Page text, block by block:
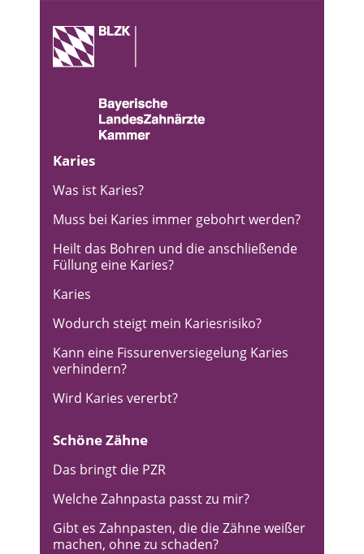
Karies
Was ist Karies?
Muss bei Karies immer gebohrt werden?
Heilt das Bohren und die anschließende
Füllung eine Karies?
Karies
Wodurch steigt mein Kariesrisiko?
Kann eine Fissurenversiegelung Karies
verhindern?
Wird Karies vererbt?
Schöne Zähne
Das bringt die PZR
Welche Zahnpasta passt zu mir?
Gibt es Zahnpasten, die die Zähne weißer
machen, ohne zu schaden?